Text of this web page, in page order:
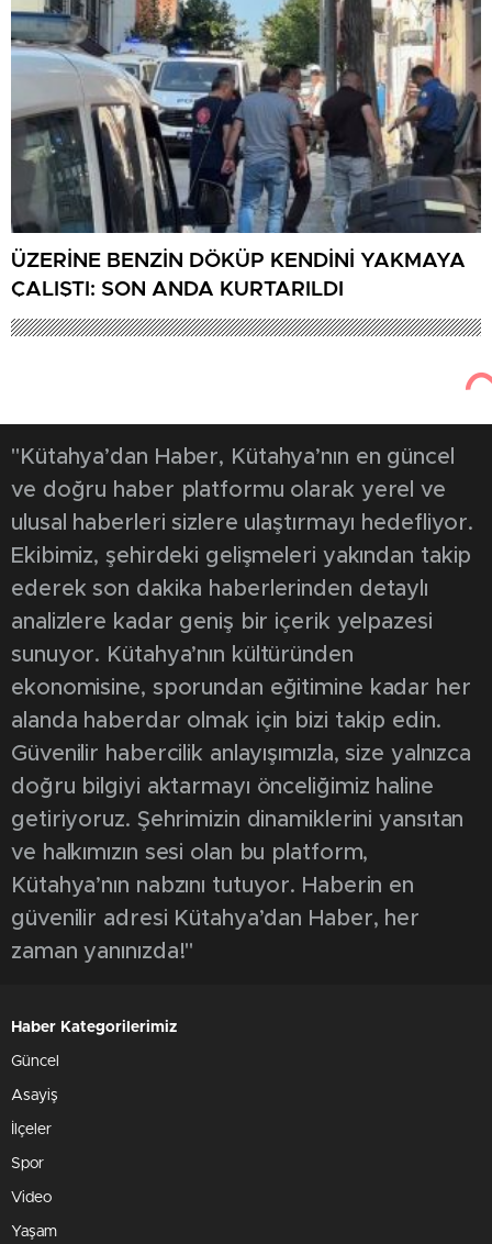
ÜZERİNE BENZİN DÖKÜP KENDİNİ YAKMAYA
ÇALIŞTI: SON ANDA KURTARILDI
23 Aralık 2025
öğretmenleri Eğitim Zirvesi’nde
buluştu
Kütahya Dumlupınar Üniversitesi (DPÜ)
tarafından düzenlenen 6. Eğitim Zirvesi,
Murat Ülkü ve Yakup Akkaya’nın
performans boyutları ve eğitimde oyun
yöntemleri uygulamalı örneklerle ele alındı
Kütahya Dumlupınar Üniversitesi Sağlık
Kültür ve Spor Daire Başkanlığı bünyesinde
faaliyet gösteren Proje Eğitim ve Kültür
Topluluğu tarafından, Matematik, Bilim ve